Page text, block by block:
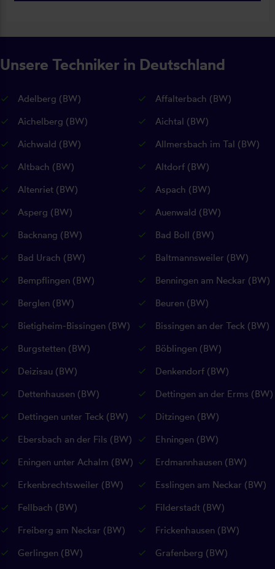
Unsere Techniker in Deutschland
Adelberg (BW)
Affalterbach (BW)
Aichelberg (BW)
Aichtal (BW)
Aichwald (BW)
Allmersbach im Tal (BW)
Altbach (BW)
Altdorf (BW)
Altenriet (BW)
Aspach (BW)
Asperg (BW)
Auenwald (BW)
Backnang (BW)
Bad Boll (BW)
Bad Urach (BW)
Baltmannsweiler (BW)
Bempflingen (BW)
Benningen am Neckar (BW)
Berglen (BW)
Beuren (BW)
Bietigheim-Bissingen (BW)
Bissingen an der Teck (BW)
Burgstetten (BW)
Böblingen (BW)
Deizisau (BW)
Denkendorf (BW)
Dettenhausen (BW)
Dettingen an der Erms (BW)
Dettingen unter Teck (BW)
Ditzingen (BW)
Ebersbach an der Fils (BW)
Ehningen (BW)
Eningen unter Achalm (BW)
Erdmannhausen (BW)
Erkenbrechtsweiler (BW)
Esslingen am Neckar (BW)
Fellbach (BW)
Filderstadt (BW)
Freiberg am Neckar (BW)
Frickenhausen (BW)
Gerlingen (BW)
Grafenberg (BW)